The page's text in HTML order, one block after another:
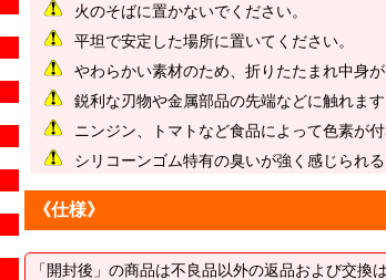
火のそばに置かないでください。
平坦で安定した場所に置いてください。
やわらかい素材のため、折りたたまれ中身
鋭利な刃物や金属部品の先端などに触れま
ニンジン、トマトなど食品によって色素が
シリコーンゴム特有の臭いが強く感じられ
《仕様》
「開封後」の商品は不良品以外の返品および交換